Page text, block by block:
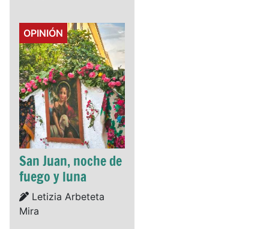
Details
OPINIÓN
San Juan, noche de
fuego y luna
Details
Letizia Arbeteta
Mira